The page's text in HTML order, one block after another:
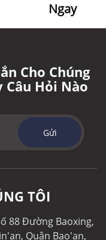
Ngay
Cho Chúng
Câu Hỏi Nào
Gửi
TÔI
88 Đường Baoxing,
Quận Bao'an,